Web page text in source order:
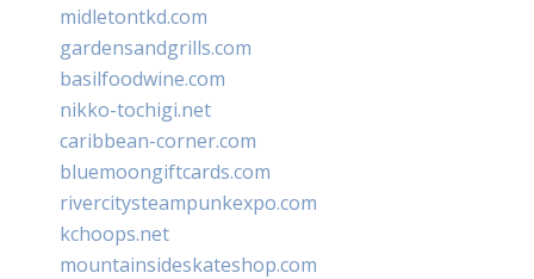
midletontkd.com
gardensandgrills.com
basilfoodwine.com
nikko-tochigi.net
caribbean-corner.com
bluemoongiftcards.com
rivercitysteampunkexpo.com
kchoops.net
mountainsideskateshop.com